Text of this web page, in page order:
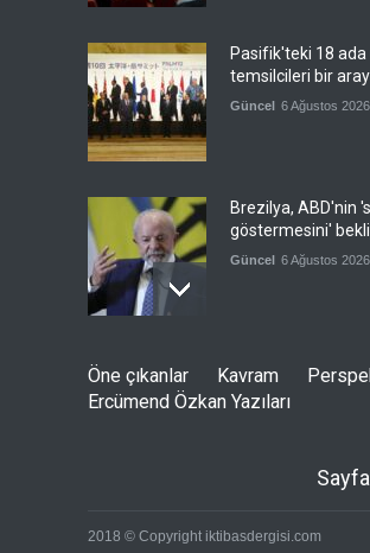
Pasifik'teki 18 ada
temsilcileri bir
Güncel 6 Ağustos 2026
Brezilya, ABD'nin
göstermesini'
Güncel 6 Ağustos 2026
Japonya, nükleer
karşıtlığını teyid
toplantısını Fas'ta
Öne çıkanlar Kavram
Ercümend Özkan Yazıları
2018 © Copyright iktibasdergisi.com